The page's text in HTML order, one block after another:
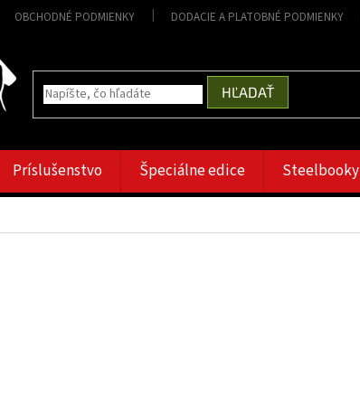
OBCHODNÉ PODMIENKY DODACIE A PLATOBNÉ PODMIENKY
HĽADAŤ
Príslušenstvo Špeciálne edice Steelbooky